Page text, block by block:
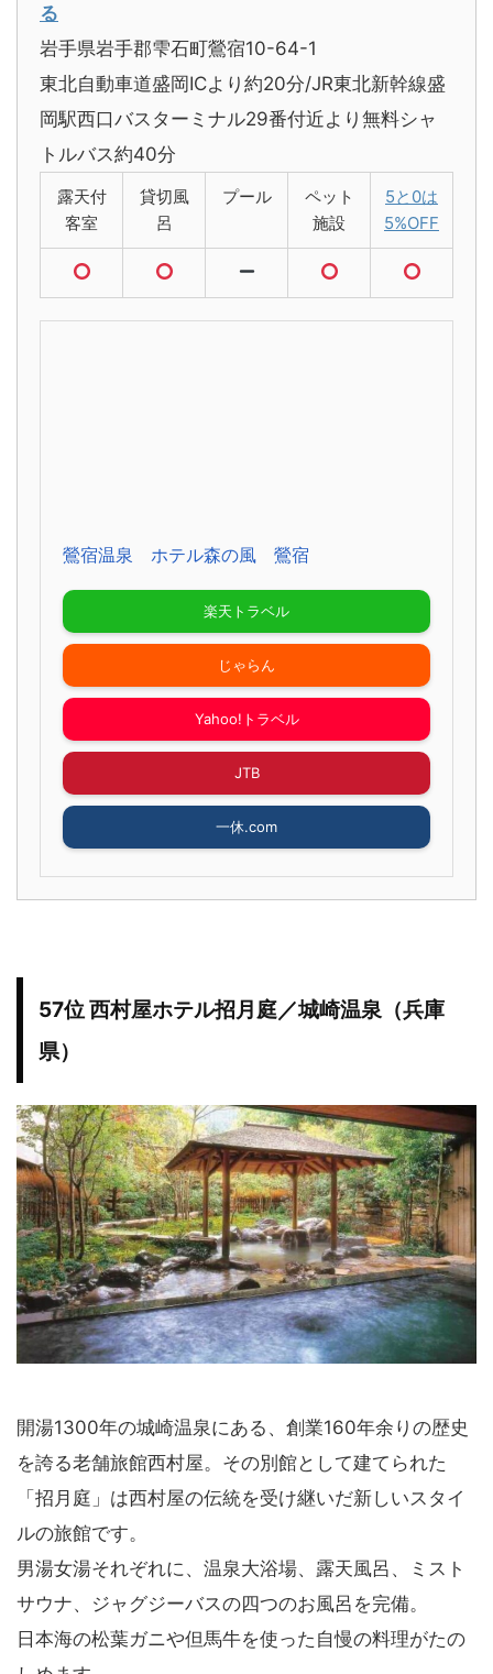
る
岩手県岩手郡雫石町鶯宿10-64-1
東北自動車道盛岡ICより約20分/JR東北新幹線盛
岡駅西口バスターミナル29番付近より無料シャ
トルバス約40分
露天付
客室
貸切風
呂
プール
ペット
施設
5と0は
5%OFF
鶯宿温泉 ホテル森の風 鶯宿
楽天トラベル
じゃらん
Yahoo!トラベル
JTB
一休.com
57位 西村屋ホテル招月庭／城崎温泉（兵庫
県）
開湯1300年の城崎温泉にある、創業160年余りの歴史
を誇る老舗旅館西村屋。その別館として建てられた
「招月庭」は西村屋の伝統を受け継いだ新しいスタイ
ルの旅館です。
男湯女湯それぞれに、温泉大浴場、露天風呂、ミスト
サウナ、ジャグジーバスの四つのお風呂を完備。
日本海の松葉ガニや但馬牛を使った自慢の料理がたの